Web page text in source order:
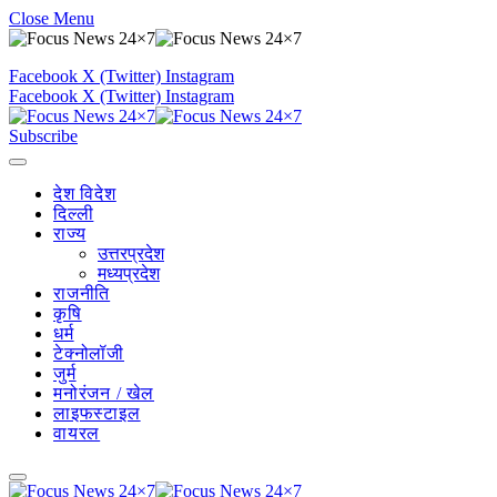
Close Menu
Facebook X (Twitter) Instagram
Facebook X (Twitter) Instagram
Subscribe
देश विदेश
दिल्ली
राज्य
उत्तरप्रदेश
मध्यप्रदेश
राजनीति
कृषि
धर्म
टेक्नोलॉजी
जुर्म
मनोरंजन / खेल
लाइफस्टाइल
वायरल